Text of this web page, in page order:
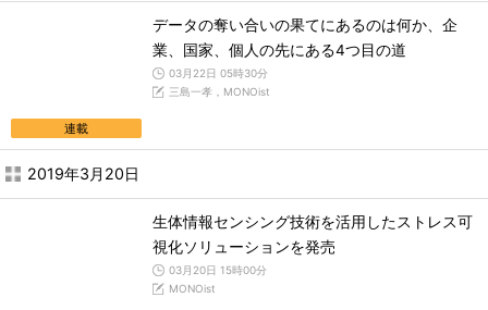
連載
データの奪い合いの果てにあるのは何か、企
業、国家、個人の先にある4つ目の道
03月22日 05時30分
三島一孝，MONOist
2019年3月20日
生体情報センシング技術を活用したストレス可
視化ソリューションを発売
03月20日 15時00分
MONOist